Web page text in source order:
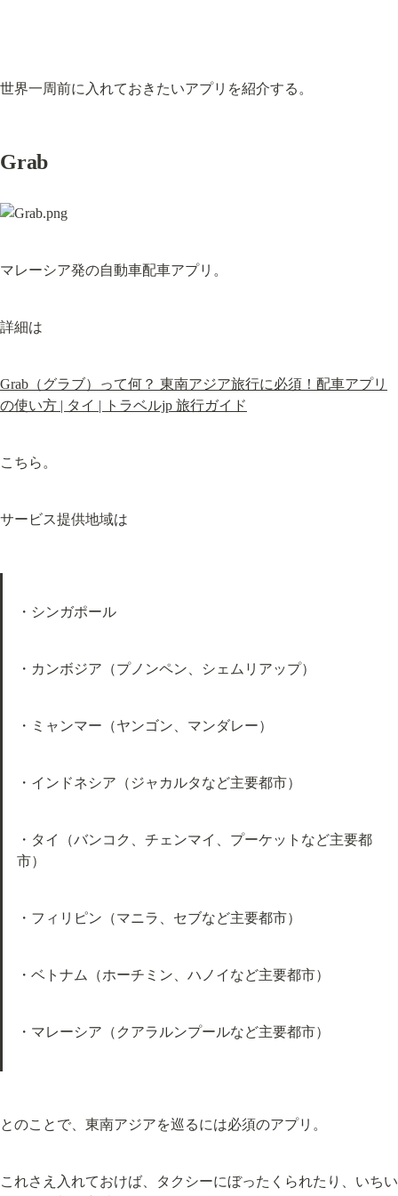
世界一周前に入れておきたいアプリを紹介する。
Grab
マレーシア発の自動車配車アプリ。
詳細は
Grab（グラブ）って何？ 東南アジア旅行に必須！配車アプリ
の使い方 | タイ | トラベルjp 旅行ガイド
こちら。
サービス提供地域は
・シンガポール
・カンボジア（プノンペン、シェムリアップ）
・ミャンマー（ヤンゴン、マンダレー）
・インドネシア（ジャカルタなど主要都市）
・タイ（バンコク、チェンマイ、プーケットなど主要都
市）
・フィリピン（マニラ、セブなど主要都市）
・ベトナム（ホーチミン、ハノイなど主要都市）
・マレーシア（クアラルンプールなど主要都市）
とのことで、東南アジアを巡るには必須のアプリ。
これさえ入れておけば、タクシーにぼったくられたり、いちい